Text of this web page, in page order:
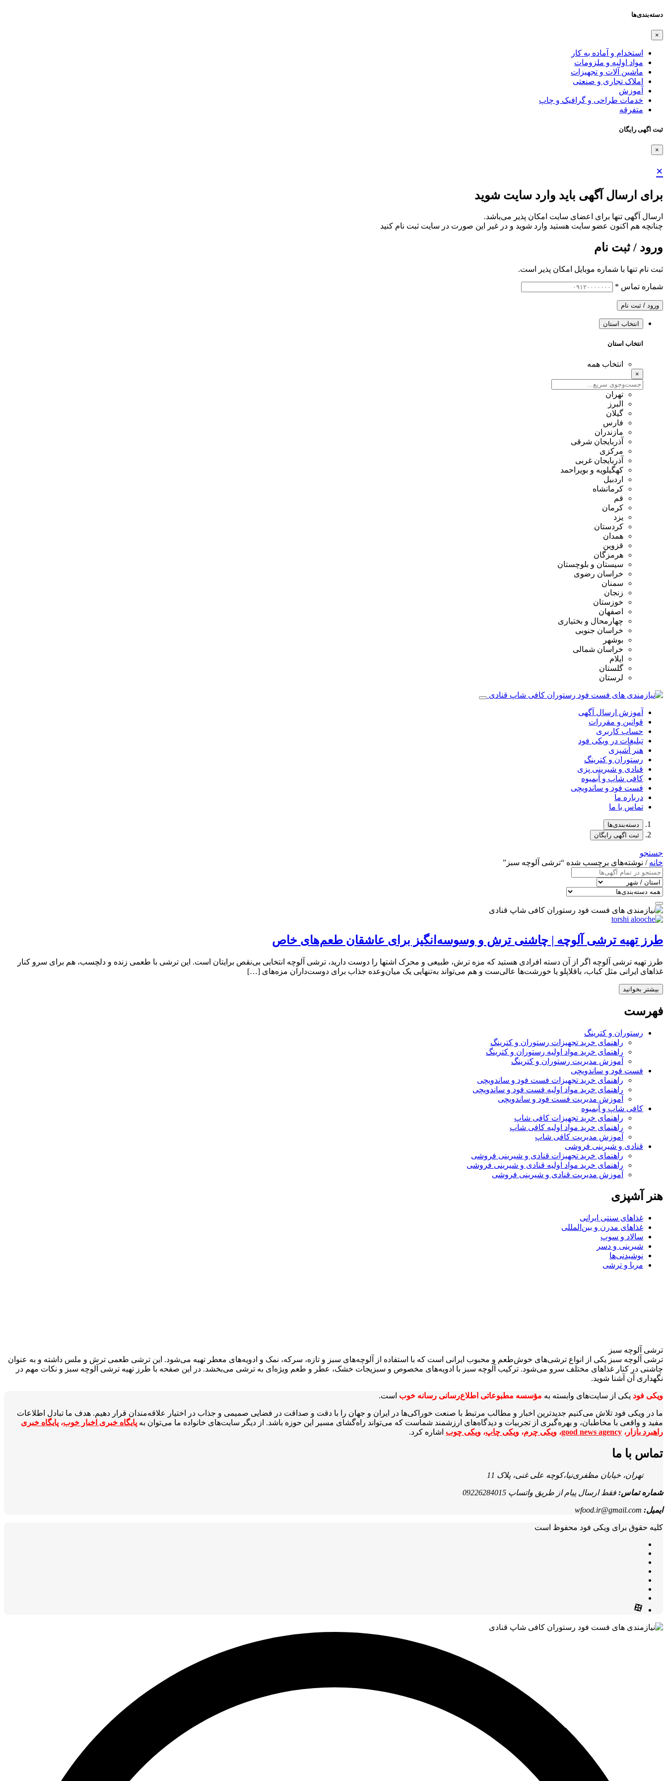
دسته‌بندی‌ها
×
استخدام و آماده به کار
مواد اولیه و ملزومات
ماشین آلات و تجهیزات
املاک تجاری و صنعتی
آموزش
خدمات طراحی و گرافیک و چاپ
متفرقه
ثبت اگهی رایگان
×
×
برای ارسال آگهی باید وارد سایت شوید
ارسال آگهی تنها برای اعضای سایت امکان پذیر می‌باشد.
چنانچه هم‌ اکنون عضو سایت هستید وارد شوید و در غیر این صورت در سایت ثبت نام کنید
ورود / ثبت نام
ثبت نام تنها با شماره موبایل امکان پذیر است.
شماره تماس *
ورود / ثبت نام
انتخاب استان
انتخاب استان
انتخاب همه
×
تهران
البرز
گیلان
فارس
مازندران
آذربایجان شرقی
مرکزی
آذربایجان غربی
کهگیلویه و بویراحمد
اردبیل
کرمانشاه
قم
کرمان
یزد
کردستان
همدان
قزوین
هرمزگان
سیستان و بلوچستان
خراسان رضوی
سمنان
زنجان
خوزستان
اصفهان
چهارمحال و بختیاری
خراسان جنوبی
بوشهر
خراسان شمالی
ایلام
گلستان
لرستان
آموزش ارسال آگهی
قوانین و مقررات
حساب کاربری
تبلیغات در ویکی فود
هنر آشپزی
رستوران و کترینگ
قنادی و شیرینی پزی
کافی شاپ و آبمیوه
فست فود و ساندویچی
درباره ما
تماس با ما
دسته‌بندی‌ها
ثبت اگهی رایگان
جستجو
خانه / نوشته‌های برچسب شده “ترشی آلوچه سبز”
طرز تهیه ترشی آلوچه | چاشنی ترش و وسوسه‌انگیز برای عاشقان طعم‌های خاص
طرز تهیه ترشی آلوچه اگر از آن دسته افرادی هستید که مزه ترش، طبیعی و محرک اشتها را دوست دارید، ترشی آلوچه انتخابی بی‌نقص برایتان است. این ترشی با طعمی زنده و دلچسب، هم برای سرو کنار
غذاهای ایرانی مثل کباب، باقلاپلو یا خورشت‌ها عالی‌ست و هم می‌تواند به‌تنهایی یک میان‌وعده جذاب برای دوست‌داران مزه‌های […]
بیشتر بخوانید
فهرست
رستوران و کترینگ
راهنمای خرید تجهیزات رستوران و کترینگ
راهنمای خرید مواد اولیه رستوران و کترینگ
آموزش مدیریت رستوران و کترینگ
فست فود و ساندویچی
راهنمای خرید تجهیزات فست فود و ساندویچی
راهنمای خرید مواد اولیه فست فود و ساندویچی
آموزش مدیریت فست فود و ساندویچی
کافی شاپ و آبمیوه
راهنمای خرید تجهیزات کافی شاپ
راهنمای خرید مواد اولیه کافی‌ شاپ‌
آموزش مدیریت کافی شاپ
قنادی و شیرینی فروشی
راهنمای خرید تجهیزات قنادی و شیرینی فروشی
راهنمای خرید مواد اولیه قنادی و شیرینی فروشی
آموزش مدیریت قنادی و شیرینی فروشی
هنر آشپزی
غذاهای سنتی ایرانی
غذاهای مدرن و بین‌المللی
سالاد و سوپ
شیرینی و دسر
نوشیدنی‌ها
مربا و ترشی
ترشی آلوچه سبز
ترشی آلوچه سبز یکی از انواع ترشی‌های خوش‌طعم و محبوب ایرانی است که با استفاده از آلوچه‌های سبز و تازه، سرکه، نمک و ادویه‌های معطر تهیه می‌شود. این ترشی طعمی ترش و ملس داشته و به عنوان
چاشنی در کنار غذاهای مختلف سرو می‌شود. ترکیب آلوچه سبز با ادویه‌های مخصوص و سبزیجات خشک، عطر و طعم ویژه‌ای به ترشی می‌بخشد. در این صفحه با طرز تهیه ترشی آلوچه سبز و نکات مهم در
نگهداری آن آشنا شوید.
ویکی‌ فود یکی از سایت‌های وابسته به مؤسسه مطبوعاتی اطلاع‌رسانی رسانه خوب است.
ما در ویکی‌ فود تلاش می‌کنیم جدیدترین اخبار و مطالب مرتبط با صنعت خوراکی‌ها در ایران و جهان را با دقت و صداقت در فضایی صمیمی و جذاب در اختیار علاقه‌مندان قرار دهیم. هدف ما تبادل اطلاعات
مفید و واقعی با مخاطبان، و بهره‌گیری از تجربیات و دیدگاه‌های ارزشمند شماست که می‌تواند راه‌گشای مسیر این حوزه باشد. از دیگر سایت‌های خانواده ما می‌توان به پایگاه خبری اخبار خوب، پایگاه خبری
راهبرد بازار ، good news agency، ویکی چرم، ویکی چاپ، ویکی چوب اشاره کرد.
تماس با ما
تهران، خیابان مظفری‌نیا،کوچه علی غنی، پلاک 11
شماره تماس: فقط ارسال پیام از طریق واتساپ 09226284015
ایمیل: wfood.ir@gmail.com
کلیه حقوق برای ویکی فود محفوظ است